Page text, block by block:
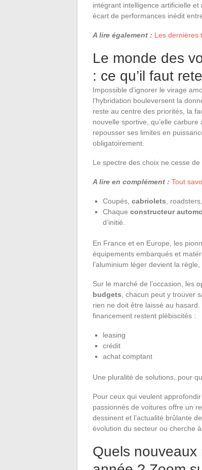
intégrant intelligence artificielle
écart de performances inédit
A lire également : Les dernières
Le monde des
: ce qu’il faut
Impossible d’ignorer le virage
l’hybridation bouleversent la
reste au centre des priorités, la
nouvelle sportive, qu’elle
repousser ses limites en
obligatoirement.
Le spectre des choix ne cesse de
A lire en complément : Tout
Coupés, cabriolets , roadsters,
Chaque constructeur
d’initié.
En France et en Europe, les
équipements embarqués et
l’aluminium léger devient la
Sur le marché de l’occasion, les
budgets , chacun peut y trouver
rien ne doit être laissé au
financement restent plébiscités :
leasing
crédit
achat comptant
Une pluralité de solutions, pour
Pour ceux qui veulent approfondir
passionnés de voitures offre un
dessinent et l’actualité brûlante de
évolution du secteur ou cherche
Quels